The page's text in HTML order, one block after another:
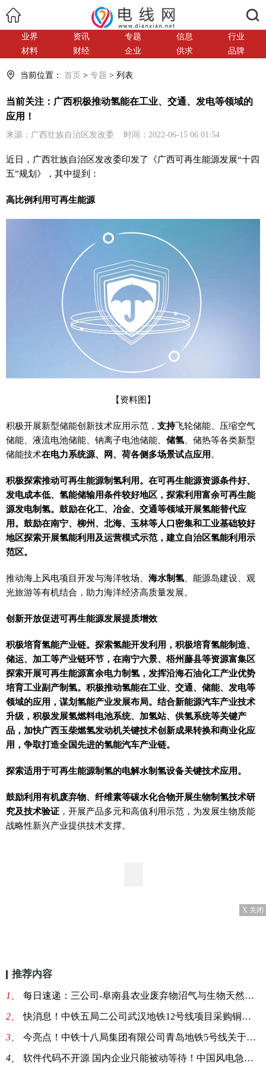
业界 资讯 专题 信息
行业
材料
财经 企业 供求 品牌
当前位置： 首页 > 专题 > 列表
当前关注：广西积极推动氢能在工业、交通、发电等领域的
应用！
来源：广西壮族自治区发改委 时间：2022-06-15 06:01:54
近日，广西壮族自治区发改委印发了《广西可再生能源发展“十四
五”规划》，其中提到：
高比例利用可再生能源
【资料图】
积极开展新型储能创新技术应用示范， 支持飞轮储能、压缩空气
储能、液流电池储能、钠离子电池储能、 储氢 、储热等各类新型
储能技术在电力系统源、网、荷各侧多场景试点应用 。
积极探索推动可再生能源制氢利用。在可再生能源资源条件好、
发电成本低、氢能储输用条件较好地区，探索利用富余可再生能
源发电制氢。鼓励在化工、冶金、交通等领域开展氢能替代应
用。鼓励在南宁、柳州、北海、玉林等人口密集和工业基础较好
地区探索开展氢能利用及运营模式示范，建立自治区氢能利用示
范区。
推动海上风电项目开发与海洋牧场、 海水制氢 、能源岛建设、观
光旅游等有机结合，助力海洋经济高质量发展。
创新开放促进可再生能源发展提质增效
积极培育氢能产业链。探索氢能开发利用，积极培育氢能制造、
储运、加工等产业链环节，在南宁六景、梧州藤县等资源富集区
探索开展可再生能源富余电力制氢，发挥沿海石油化工产业优势
培育工业副产制氢。积极推动氢能在工业、交通、储能、发电等
领域的应用，谋划氢能产业发展布局。结合新能源汽车产业技术
升级，积极发展氢燃料电池系统、加氢站、供氢系统等关键产
品，加快广西玉柴燃氢发动机关键技术创新成果转换和商业化应
用，争取打造全国先进的氢能汽车产业链。
探索适用于可再生能源制氢的电解水制氢设备关键技术应用。
鼓励利用有机废弃物、纤维素等碳水化合物开展生物制氢技术研
究及技术验证 ，开展产品多元和高值利用示范，为发展生物质能
战略性新兴产业提供技术支撑。
X 关闭
推荐内容
1、 每日速递：三公司-阜南县农业废弃物沼气与生物天然气开发利用EPC项目-仪表电缆项目采购公告
2、 快消息！中铁五局二公司武汉地铁12号线项目采购铜芯电缆线
3、 今亮点！中铁十八局集团有限公司青岛地铁5号线关于采购电缆线的询价单
4、 软件代码不开源 国内企业只能被动等待！中国风电急需核心技术